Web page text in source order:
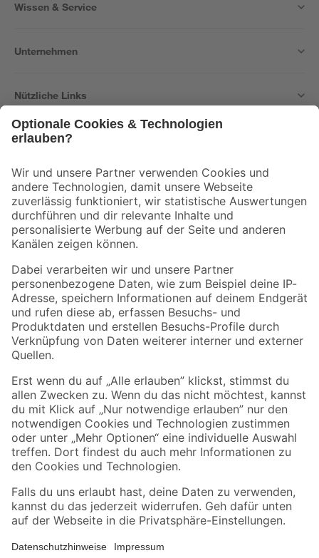
Wissen & Service
Unternehmen
Nützliche Links
Der toom Newsletter: Keine Angebote und Aktionen mehr verpassen!
Zur Newsletter Anmeldung
Folge uns
Zahlungsarten Versandarten
Sicher einkaufen
Jetzt die toom-App herunterladen
Alle Preisangaben in EUR inkl. gesetzl. MwSt.. Die dargestellten Angebote sind unter
Umständen nicht in allen Märkten verfügbar. Die angegebenen Verfügbarkeiten beziehen
Produkte nur solange der Vorrat reicht.
*Paketversand ab 59 € versandkostenfrei, gilt nicht für Artikel mit Speditionsversand, hier